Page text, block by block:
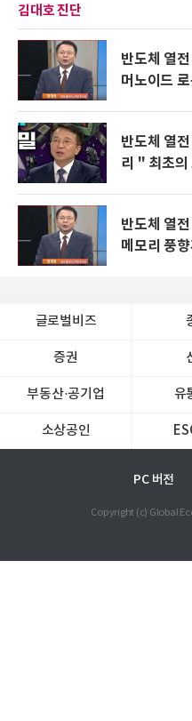
김대호 진단
반도체 열
머노이드
반도체 열
리 " 최초
반도체 열
메모리 풍
글로벌비즈
증권
부동산·공기업 유
소상공인
PC 버전
Copyright (c) Global